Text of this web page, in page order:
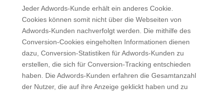
Jeder Adwords-Kunde erhält ein anderes Cookie.
Cookies können somit nicht über die Webseiten von
Adwords-Kunden nachverfolgt werden. Die mithilfe des
Conversion-Cookies eingeholten Informationen dienen
dazu, Conversion-Statistiken für Adwords-Kunden zu
erstellen, die sich für Conversion-Tracking entschieden
haben. Die Adwords-Kunden erfahren die Gesamtanzahl
der Nutzer, die auf ihre Anzeige geklickt haben und zu